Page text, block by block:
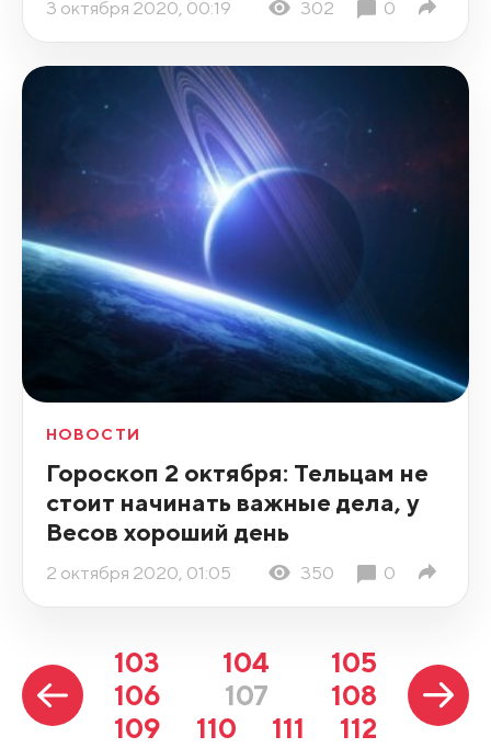
3 октября 2020, 00:19 302 0
НОВОСТИ
Гороскоп 2 октября: Тельцам не
стоит начинать важные дела, у
Весов хороший день
2 октября 2020, 01:05 350 0
103 104
105
106
107
108
109
110 111 112